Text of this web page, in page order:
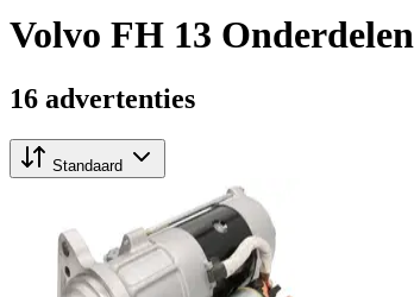
Volvo FH 13 Onderdelen
16 advertenties
Standaard